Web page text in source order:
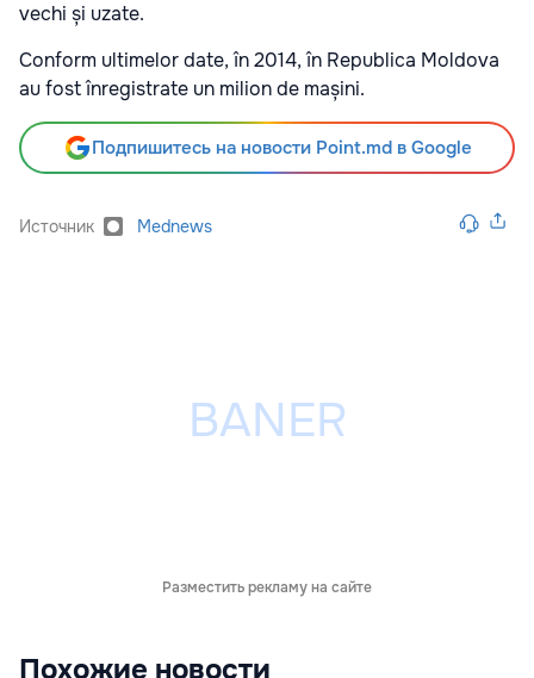
vechi și uzate.
Conform ultimelor date, în 2014, în Republica Moldova
au fost înregistrate un milion de mașini.
Подпишитесь на новости Point.md в Google
Источник Mednews
Разместить рекламу на сайте
Похожие новости